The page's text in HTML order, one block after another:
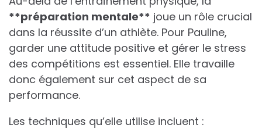
**préparation mentale** joue un rôle crucial
dans la réussite d’un athlète. Pour Pauline,
garder une attitude positive et gérer le stress
des compétitions est essentiel. Elle travaille
donc également sur cet aspect de sa
performance.
Les techniques qu’elle utilise incluent :